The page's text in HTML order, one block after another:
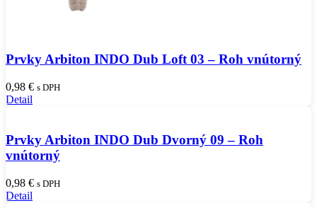
Prvky Arbiton INDO Dub Loft 03 – Roh vnútorný
0,98 € s DPH
Detail
Prvky Arbiton INDO Dub Dvorný 09 – Roh
vnútorný
0,98 € s DPH
Detail